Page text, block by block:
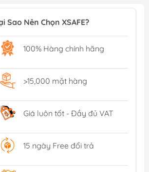
Sao Nên Chọn XSAFE?
100% Hàng chính hãng
>15,000 mặt hàng
Giá luôn tốt - Đầy đủ VAT
15 ngày Free đổi trả